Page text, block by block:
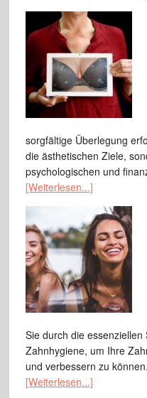
sorgfältige Überlegung
die ästhetischen Ziele,
psychologischen und
[Weiterlesen...]
Sie durch die
Zahnhygiene, um Ihre
und verbessern zu
[Weiterlesen...]